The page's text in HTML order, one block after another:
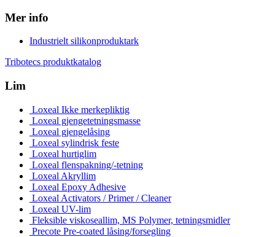
Mer info
Industrielt silikonproduktark
Tribotecs produktkatalog
Lim
Loxeal Ikke merkepliktig
Loxeal gjengetetningsmasse
Loxeal gjengelåsing
Loxeal sylindrisk feste
Loxeal hurtiglim
Loxeal flenspakning/-tetning
Loxeal Akryllim
Loxeal Epoxy Adhesive
Loxeal Activators / Primer / Cleaner
Loxeal UV-lim
Fleksible viskoseallim, MS Polymer, tetningsmidler
Precote Pre-coated låsing/forsegling